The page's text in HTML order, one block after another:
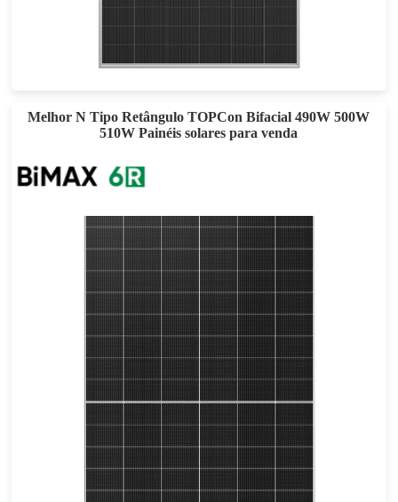
Esforço máximo: 23.36%
Garantia de energia de 30 anos
Melhor N Tipo Retângulo TOPCon Bifacial 490W 500W
510W Painéis solares para venda